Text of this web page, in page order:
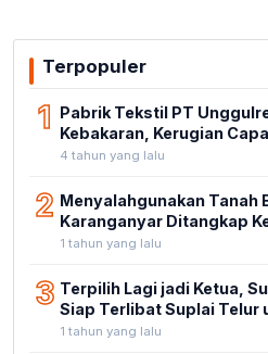
Terpopuler
1 Pabrik Tekstil PT
Kebakaran, Kerugian
4 tahun yang lalu
2 Menyalahgunakan Tanah
Karanganyar Ditangkap
1 tahun yang lalu
3 Terpilih Lagi jadi Ketua,
Siap Terlibat Suplai Telur
1 tahun yang lalu